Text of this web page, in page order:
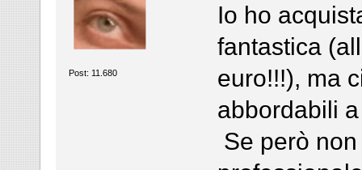
Post: 11.680
Io ho
fantastica
euro!!!), ma
abbordabili
Se però